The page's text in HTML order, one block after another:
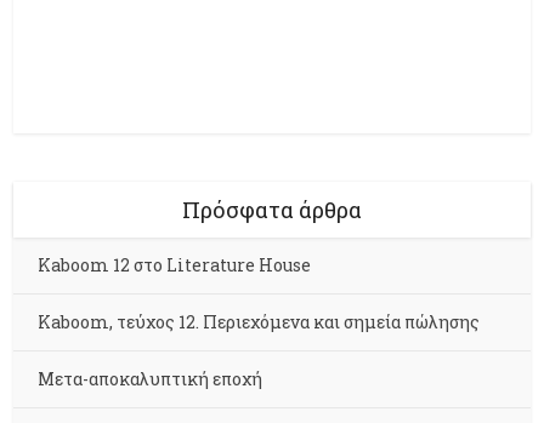
Πρόσφατα άρθρα
Kaboom 12 στο Literature House
Kaboom, τεύχος 12. Περιεχόμενα και σημεία πώλησης
Μετα-αποκαλυπτική εποχή